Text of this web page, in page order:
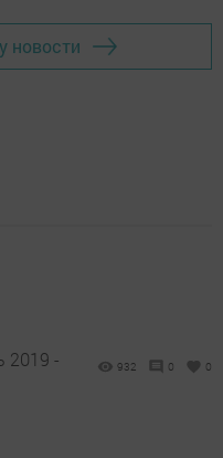
новости
2019 -
932 0 0